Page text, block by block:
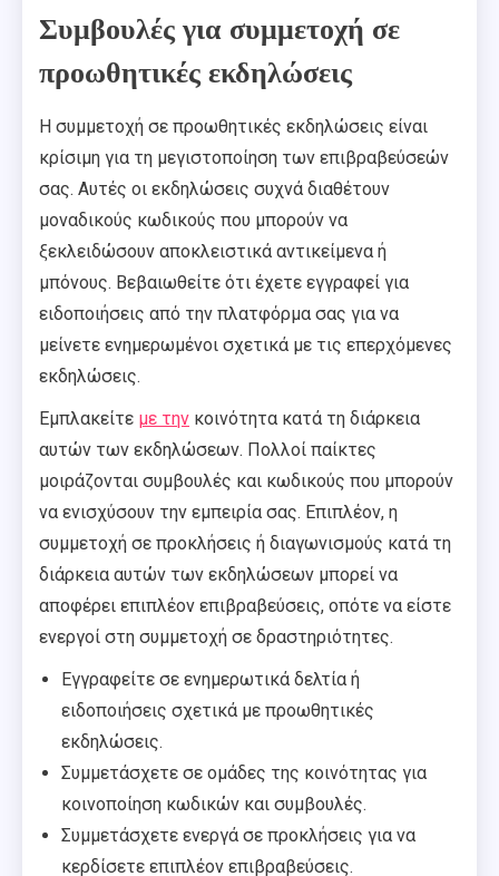
Συμβουλές για συμμετοχή σε
προωθητικές εκδηλώσεις
Η συμμετοχή σε προωθητικές εκδηλώσεις είναι
κρίσιμη για τη μεγιστοποίηση των επιβραβεύσεών
σας. Αυτές οι εκδηλώσεις συχνά διαθέτουν
μοναδικούς κωδικούς που μπορούν να
ξεκλειδώσουν αποκλειστικά αντικείμενα ή
μπόνους. Βεβαιωθείτε ότι έχετε εγγραφεί για
ειδοποιήσεις από την πλατφόρμα σας για να
μείνετε ενημερωμένοι σχετικά με τις επερχόμενες
εκδηλώσεις.
Εμπλακείτε με την κοινότητα κατά τη διάρκεια
αυτών των εκδηλώσεων. Πολλοί παίκτες
μοιράζονται συμβουλές και κωδικούς που μπορούν
να ενισχύσουν την εμπειρία σας. Επιπλέον, η
συμμετοχή σε προκλήσεις ή διαγωνισμούς κατά τη
διάρκεια αυτών των εκδηλώσεων μπορεί να
αποφέρει επιπλέον επιβραβεύσεις, οπότε να είστε
ενεργοί στη συμμετοχή σε δραστηριότητες.
Εγγραφείτε σε ενημερωτικά δελτία ή
ειδοποιήσεις σχετικά με προωθητικές
εκδηλώσεις.
Συμμετάσχετε σε ομάδες της κοινότητας για
κοινοποίηση κωδικών και συμβουλές.
Συμμετάσχετε ενεργά σε προκλήσεις για να
κερδίσετε επιπλέον επιβραβεύσεις.